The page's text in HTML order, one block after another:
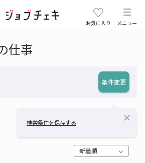
お気に入り メニュー
仕事
条件変更
検索条件を保存する close
新着順